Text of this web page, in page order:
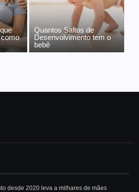
Quantos Saltos de
Desenvolvimento tem o
bebê
desde 2020 leva a milhares de mães